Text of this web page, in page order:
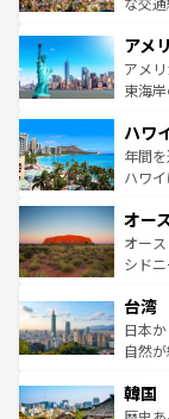
ンツ
の建
博物
こと
ば市内
着の
アメ
アメ
東海
のよ
ンメ
西部
部の
文化
しみ
ならでは
情報は
ハワ
年間
ハワ
ワイ
島だ
おす
れる
人々
ク、
ワイを、存
はコ
オー
オー
シド
リア
ク）
ど、
いる
ビン
台湾
日本
自然
ン）
と山
韓国